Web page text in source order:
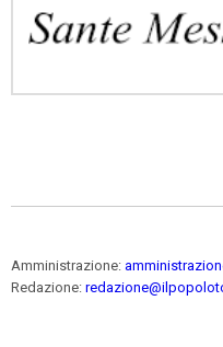
Amministrazione:
Redazione: